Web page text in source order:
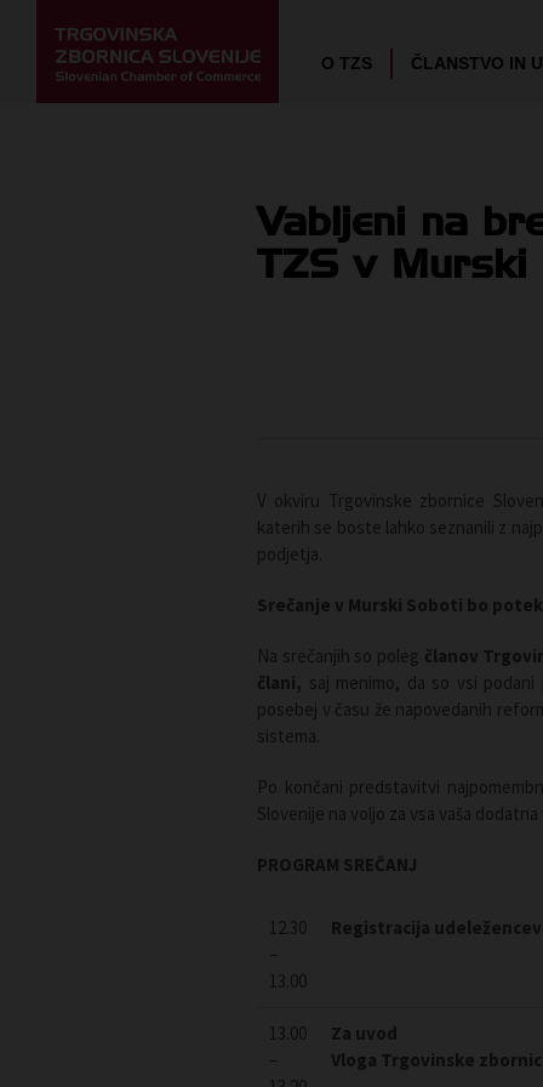
O TZS ČLANSTVO IN
Vabljeni na
TZS v Murski
V okviru Trgovinske zbornice
katerih se boste lahko seznanili z
podjetja.
Srečanje v Murski Soboti bo
Na srečanjih so poleg članov
člani, saj menimo, da so vsi
posebej v času že napovedanih
sistema.
Po končani predstavitvi
Slovenije na voljo za vsa vaša dodatna
PROGRAM SREČANJ
12.30
–
13.00
Registracija udeležencev
13.00
–
Za uvod
Vloga Trgovinske